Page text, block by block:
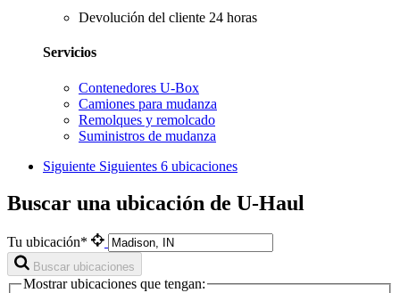
Devolución del cliente 24 horas
Servicios
Contenedores U-Box
Camiones para mudanza
Remolques y remolcado
Suministros de mudanza
Siguiente Siguientes 6 ubicaciones
Buscar una ubicación de U-Haul
Tu ubicación*
Buscar ubicaciones
Mostrar ubicaciones que tengan: